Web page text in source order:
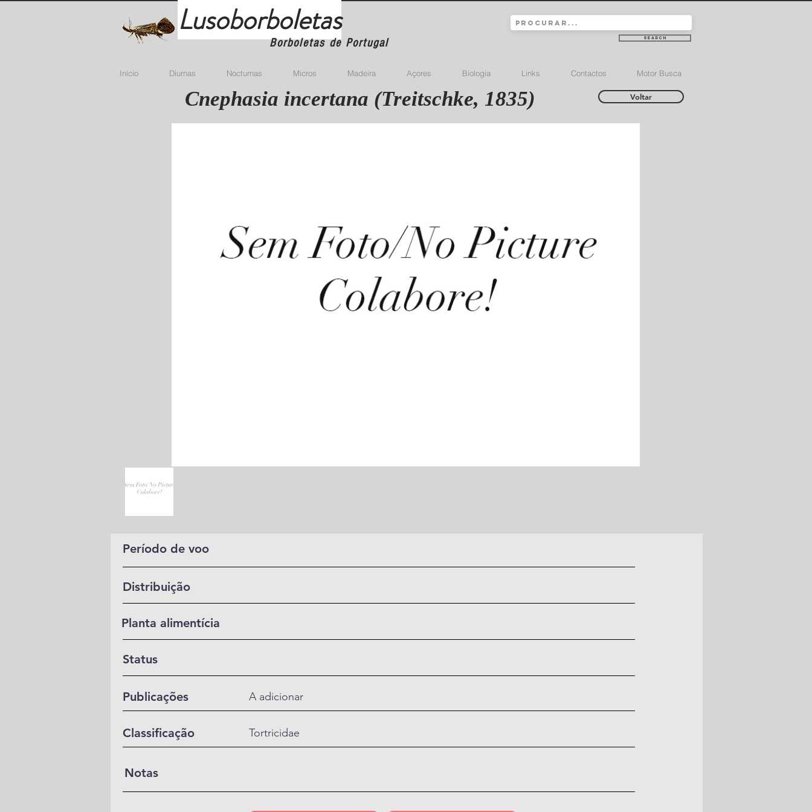
Lusoborboletas
Borboletas de Portugal Search
Início Diurnas Nocturnas Micros Madeira Açores Biologia Links Contactos Motor Busca
Cnephasia incertana (Treitschke, 1835) Voltar
Período de voo
Distribuição
Planta alimentícia
Status
Publicações A adicionar
Classificação Tortricidae
Notas